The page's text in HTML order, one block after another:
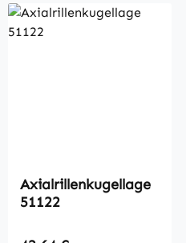
Axialrillenkugellage
51122